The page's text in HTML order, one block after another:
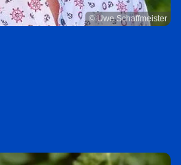
© Uwe Schaffmeister